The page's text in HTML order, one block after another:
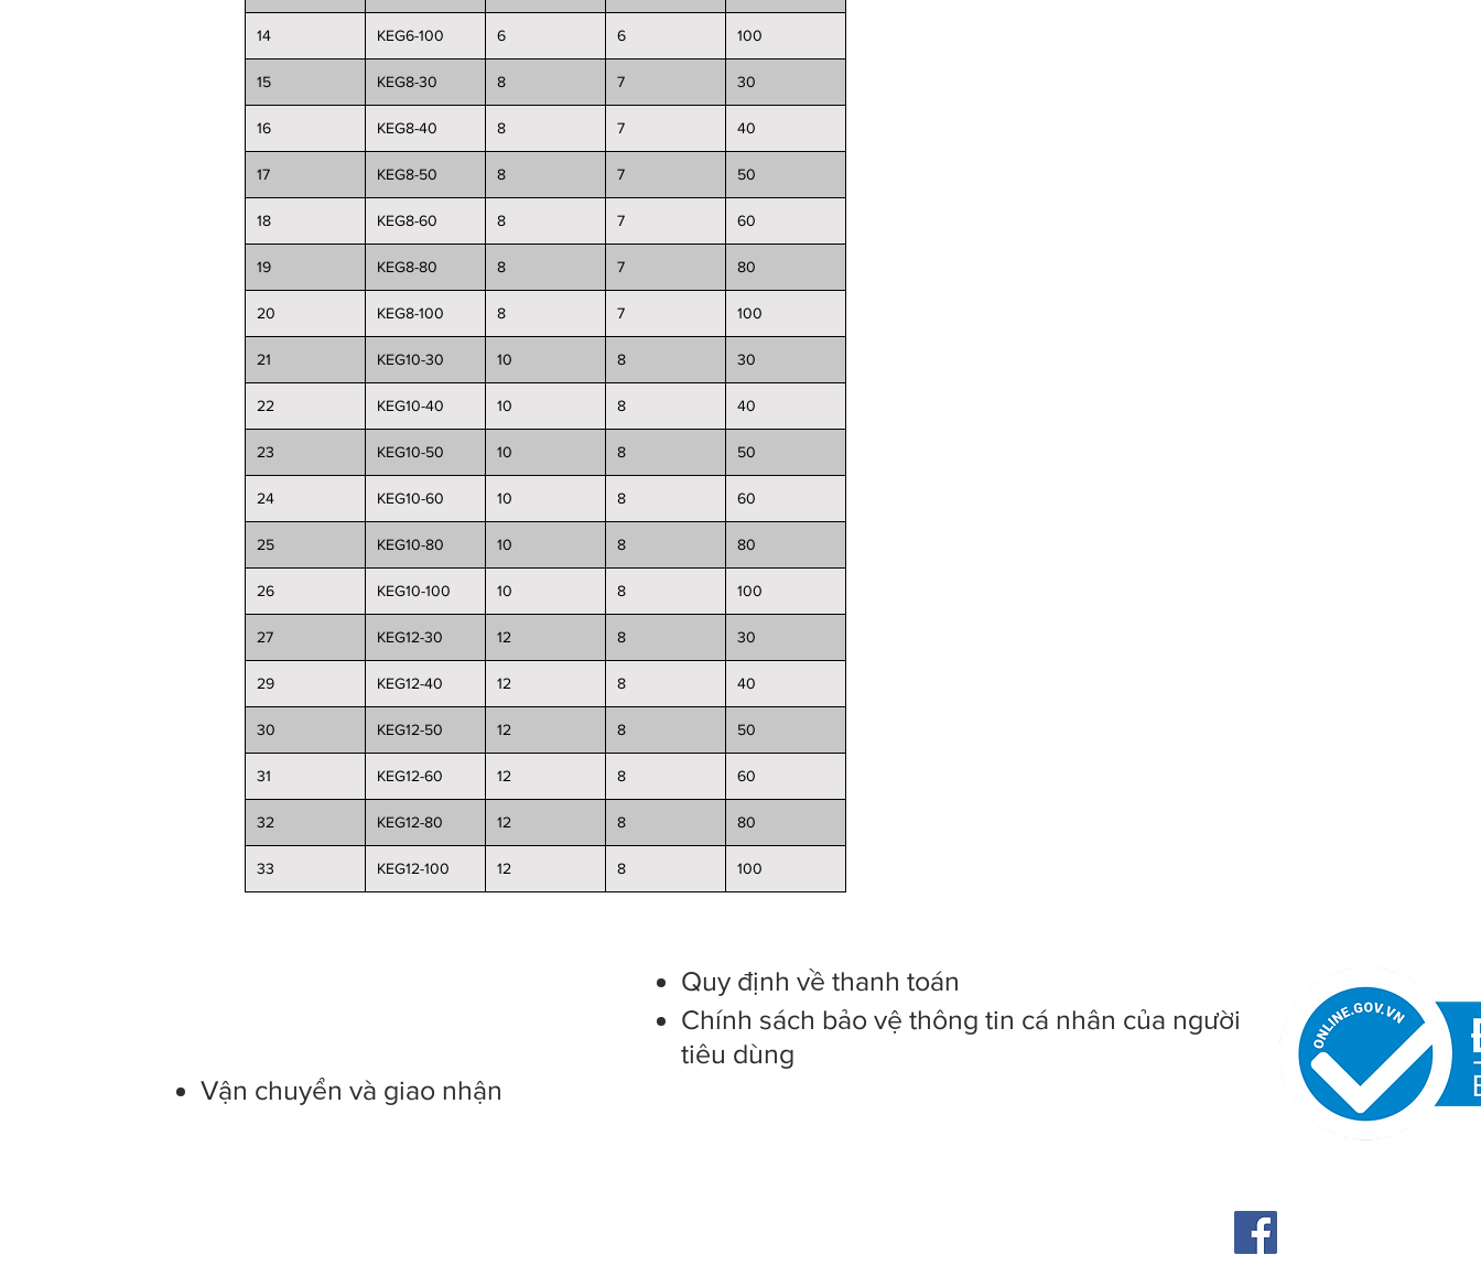
14 KEG6-100 6 6 100
15 KEG8-30 8 7 30
16 KEG8-40 8 7 40
17 KEG8-50 8 7 50
18 KEG8-60 8 7 60
19 KEG8-80 8 7 80
20 KEG8-100 8 7 100
21 KEG10-30 10 8 30
22 KEG10-40 10 8 40
23 KEG10-50 10 8 50
24 KEG10-60 10 8 60
25 KEG10-80 10 8 80
26 KEG10-100 10 8 100
27 KEG12-30 12 8 30
29 KEG12-40 12 8 40
30 KEG12-50 12 8 50
31 KEG12-60 12 8 60
32 KEG12-80 12 8 80
33 KEG12-100 12 8 100
Vận chuyển và giao nhận
Quy định về thanh toán
Chính sách bảo vệ thông tin cá nhân của người
tiêu dùng